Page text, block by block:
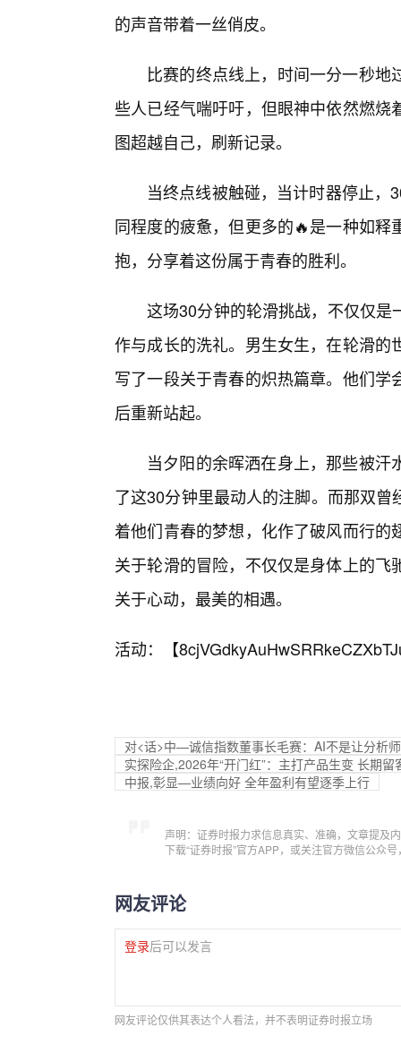
的声音带着一丝俏皮。
比赛的终点线上，时间一分一秒
些人已经气喘吁吁，但眼神中依然燃
图超越自己，刷新记录。
当终点线被触碰，当计时器停止
同程度的疲惫，但更多的🔥是一种如
抱，分享着这份属于青春的胜利。
这场30分钟的轮滑挑战，不仅仅
作与成长的洗礼。男生女生，在轮滑
写了一段关于青春的炽热篇章。他们
后重新站起。
当夕阳的余晖洒在身上，那些被
了这30分钟里最动人的注脚。而那双
着他们青春的梦想，化作了破风而行
关于轮滑的冒险，不仅仅是身体上的
关于心动，最美的相遇。
活动：【
对<话>中—诚信指数董事长毛赛：AI不是让分析
实探险企,2026年“开门红”：主打产品生变 长期留
中报,彰显—业绩向好 全年盈利有望逐季上行
声明：证券时报力求信息真实、准确，文章提及
下载“证券时报”官方APP，或关注官方微信公众
网友评论
登录后可以发言
网友评论仅供其表达个人看法，并不表明证券时报立场